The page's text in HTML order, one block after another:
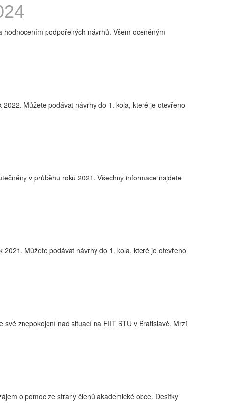
podpořených návrhů. Všem oceněným
Můžete podávat návrhy do 1. kola, které je otevřeno
v průběhu roku 2021. Všechny informace najdete
Můžete podávat návrhy do 1. kola, které je otevřeno
své znepokojení nad situací na FIIT STU v Bratislavě. Mrzí
o pomoc ze strany členů akademické obce. Desítky